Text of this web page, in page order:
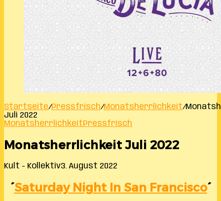
Startseite/Pressfrisch/Monatsherrlichkeit/
Juli 2022
MonatsherrlichkeitPressfrisch
Monatsherrlichkeit Juli 2022
Kult - Kollektiv3. August 2022
´Saturday Night In San Francisco´